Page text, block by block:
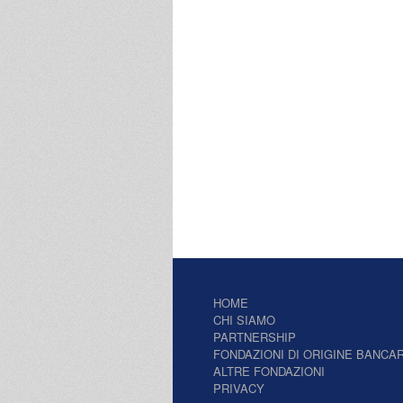
HOME
CHI SIAMO
PARTNERSHIP
FONDAZIONI DI ORIGINE
ALTRE FONDAZIONI
PRIVACY